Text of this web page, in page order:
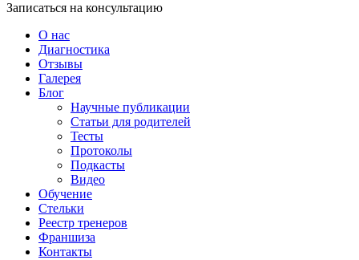
Записаться на консультацию
О нас
Диагностика
Отзывы
Галерея
Блог
Научные публикации
Статьи для родителей
Тесты
Протоколы
Подкасты
Видео
Обучение
Стельки
Реестр тренеров
Франшиза
Контакты